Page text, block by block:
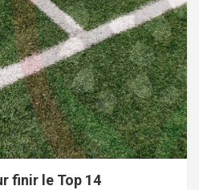
finir le Top 14